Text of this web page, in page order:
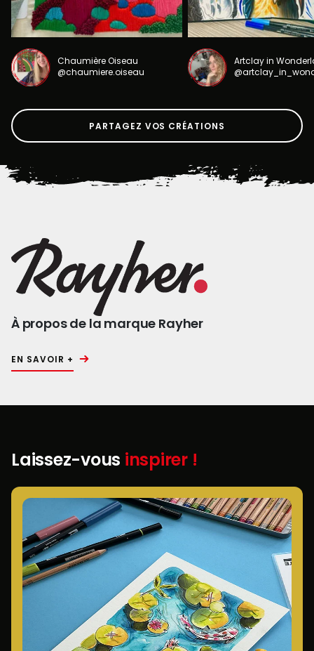
Chaumière Oiseau
@chaumiere.oiseau
Artclay in
PARTAGEZ VOS CRÉATIONS
À propos de la marque Rayher
EN SAVOIR +
Laissez-vous inspirer !